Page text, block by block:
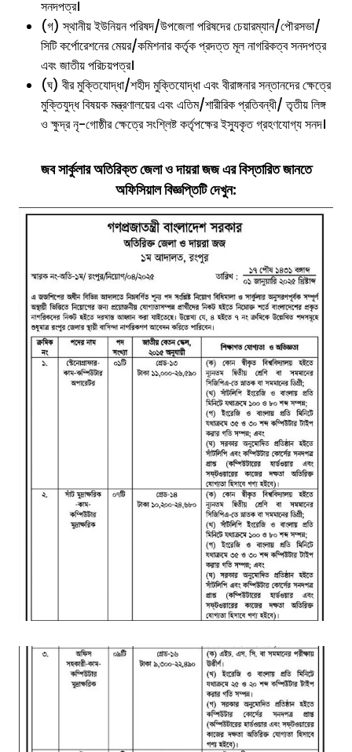
সনদপত্র।
(গ) স্থানীয় ইউনিয়ন পরিষদ/উপজেলা পরিষদের চেয়ারম্যান/পৌরসভা/
সিটি কর্পোরেশনের মেয়র/কমিশনার কর্তৃক প্রদত্ত মূল নাগরিকত্ব সনদপত্র
এবং জাতীয় পরিচয়পত্র।
(ঘ) বীর মুক্তিযোদ্ধা/শহীদ মুক্তিযোদ্ধা এবং বীরাঙ্গনার সন্তানদের ক্ষেত্রে
মুক্তিযুদ্ধ বিষয়ক মন্ত্রণালয়ের এবং এতিম/শারীরিক প্রতিবন্ধী/ তৃতীয় লিঙ্গ
ও ক্ষুদ্র নৃ-গোষ্ঠীর ক্ষেত্রে সংশ্লিষ্ট কর্তৃপক্ষের ইস্যুকৃত গ্রহণযোগ্য সনদ।
জব সার্কুলারঅতিরিক্ত জেলা ও দায়রা জজএরবিস্তারিত জানতে
অফিসিয়াল বিজ্ঞপ্তিটি দেখুন: